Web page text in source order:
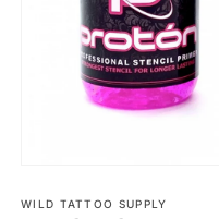
multimediali
WILD TATTOO SUPPLY